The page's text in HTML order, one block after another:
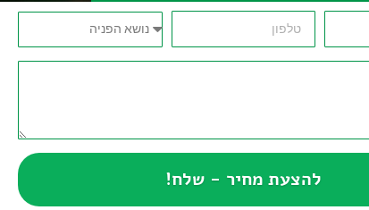
להצעת מחיר - שלח!